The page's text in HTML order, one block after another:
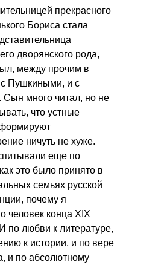
прекрасного
Бориса стала
дворянского рода,
между прочим в
с Пушкиными, и с
Сын много читал, но не
что устные
ничуть не хуже.
еще по
это было принято в
семьях русской
почему я
человек конца XIX
по любви к литературе,
к истории, и по вере
и по абсолютному